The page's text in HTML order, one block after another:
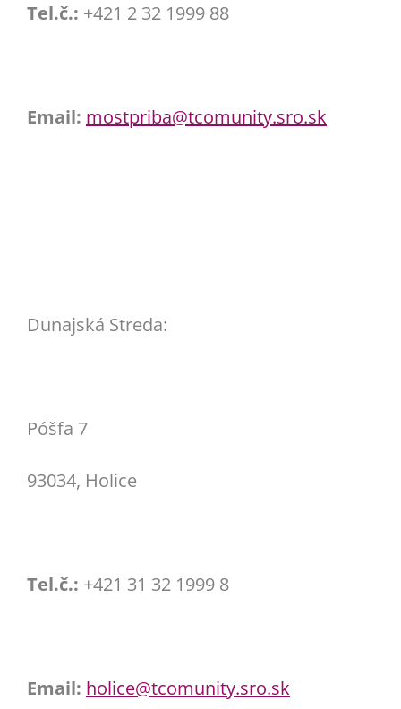
Tel.č.: +421 2 32 1999 88
Email: mostpriba@tcomunity.sro.sk
Dunajská Streda:
Póšfa 7
93034, Holice
Tel.č.: +421 31 32 1999 8
Email: holice@tcomunity.sro.sk